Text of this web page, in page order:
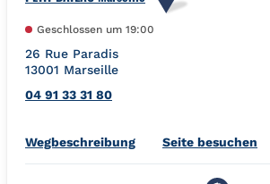
Geschlossen um 19:00
26 Rue Paradis
13001 Marseille
04 91 33 31 80
WegbeschreibungLink Opens in New Tab
Seite besuchen